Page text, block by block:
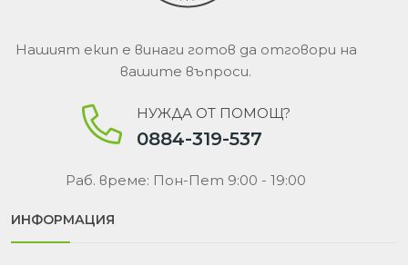
Нашият екип е винаги готов да отговори на
вашите въпроси.
НУЖДА ОТ ПОМОЩ?
0884-319-537
Раб. време: Пон-Пет 9:00 - 19:00
ИНФОРМАЦИЯ